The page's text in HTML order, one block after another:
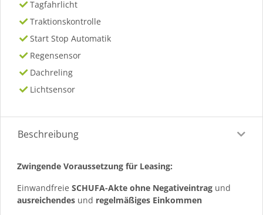
Tagfahrlicht
Traktionskontrolle
Start Stop Automatik
Regensensor
Dachreling
Lichtsensor
Beschreibung
Zwingende Voraussetzung für Leasing:
Einwandfreie SCHUFA-Akte ohne Negativeintrag und
ausreichendes und regelmäßiges Einkommen